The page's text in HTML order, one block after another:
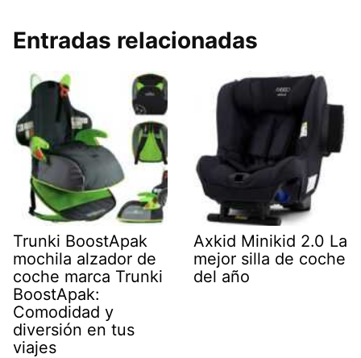
Entradas relacionadas
Trunki BoostApak
mochila alzador de
coche marca Trunki
BoostApak:
Comodidad y
diversión en tus
viajes
Axkid Minikid 2.0 La
mejor silla de coche
del año